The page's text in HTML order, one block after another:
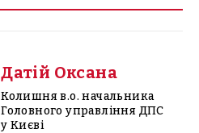
Датій Оксана
Колишня в.о. начальника
Головного управління ДПС
у Києві